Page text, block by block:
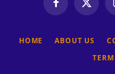
FacebookX
(Twitter)
HOME ABOUT US